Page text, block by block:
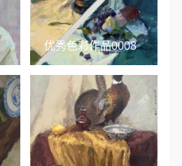
优秀色彩作品0008